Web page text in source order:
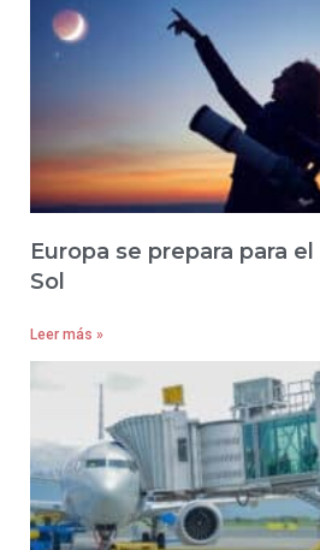
Europa se prepara para
Sol
Leer más »